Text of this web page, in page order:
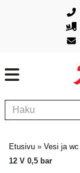
Etusivu » Vesi ja wc
12 V 0,5 bar